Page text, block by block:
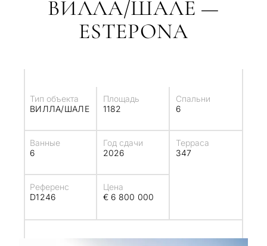
ВИЛЛА/ШАЛЕ —
ESTEPONA
Тип объекта
ВИЛЛА/ШАЛЕ
Площадь
1182
Спальни
6
Ванные
6
Год сдачи
2026
Терраса
347
Референс
D1246
Цена
€ 6 800 000